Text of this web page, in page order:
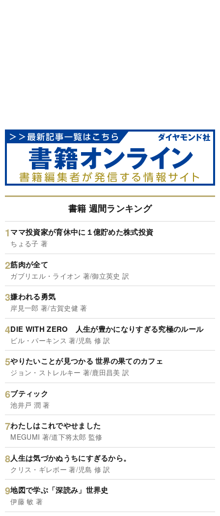
書籍 週間ランキング
ママ投資家が育休中に１億貯めた株式投資
ちょる子 著
筋肉が全て
ガブリエル・ライオン 著/御立英史 訳
嫌われる勇気
岸見一郎 著/古賀史健 著
DIE WITH ZERO 人生が豊かになりすぎる究極のルール
ビル・パーキンス 著/児島 修 訳
やりたいことが見つかる 世界の果てのカフェ
ジョン・ストレルキー 著/鹿田昌美 訳
ブティック
池井戸 潤 著
わたしはこれでやせました
MEGUMI 著/道下将太郎 監修
人生は気づかぬうちにすぎるから。
クリス・ギレボー 著/児島 修 訳
地図で学ぶ「深読み」世界史
伊藤 敏 著